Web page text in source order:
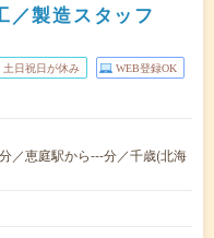
／製造スタッフ
土日祝日が休み WEB登録OK
／恵庭駅から---分／千歳(北海